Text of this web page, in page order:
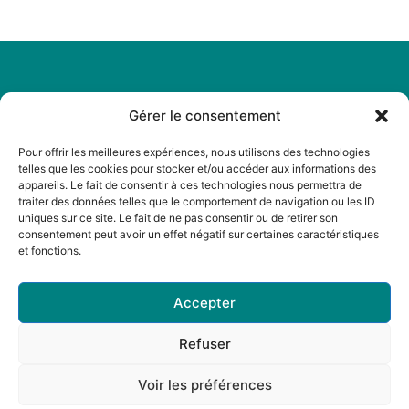
Gérer le consentement
Pour offrir les meilleures expériences, nous utilisons des technologies
telles que les cookies pour stocker et/ou accéder aux informations des
appareils. Le fait de consentir à ces technologies nous permettra de
traiter des données telles que le comportement de navigation ou les ID
uniques sur ce site. Le fait de ne pas consentir ou de retirer son
consentement peut avoir un effet négatif sur certaines caractéristiques
et fonctions.
Accepter
Refuser
Voir les préférences
Accueil
A propos
Actualités
Boutique
Contact
Mentions
légales
Politique de
cookies
Politique de
CGV